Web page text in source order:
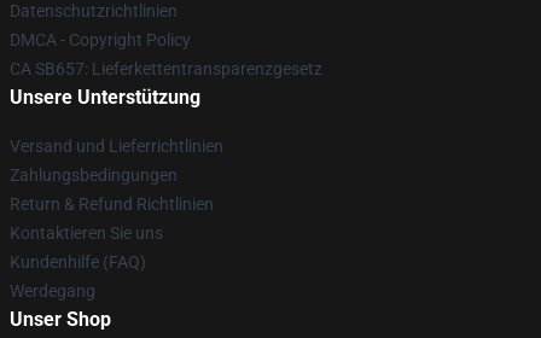
Datenschutzrichtlinien
DMCA - Copyright Policy
CA SB657: Lieferkettentransparenzgesetz
Unsere Unterstützung
Versand und Lieferrichtlinien
Zahlungsbedingungen
Return & Refund Richtlinien
Kontaktieren Sie uns
Kundenhilfe (FAQ)
Werdegang
Unser Shop